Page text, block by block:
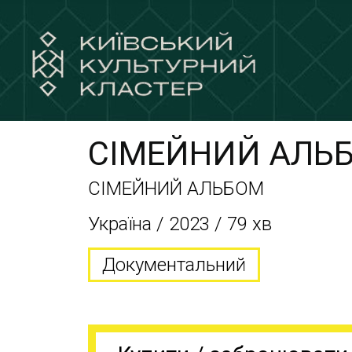
СІМЕЙНИЙ
СІМЕЙНИЙ АЛЬБОМ
Україна / 2023 / 79 хв
Документальний